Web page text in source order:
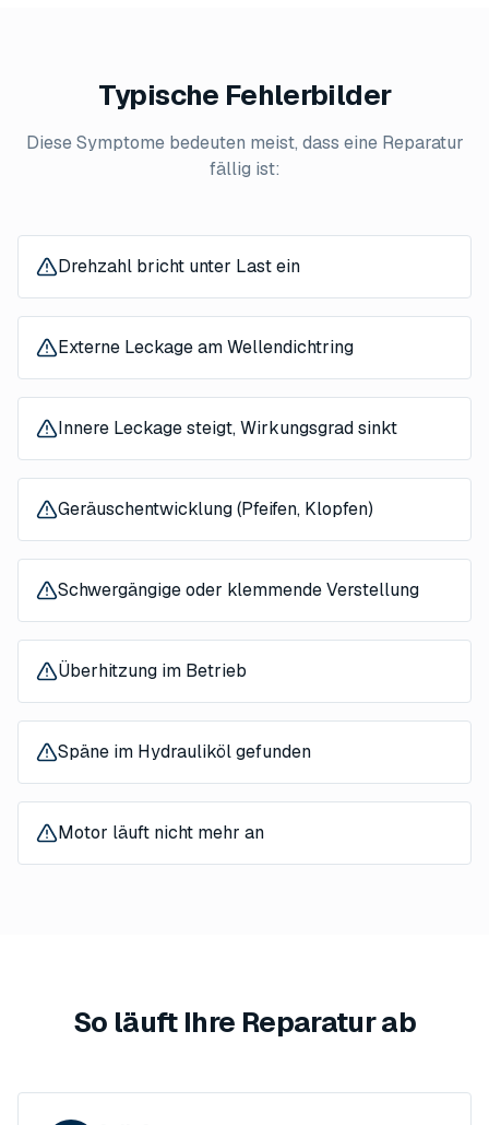
Typische Fehlerbilder
Diese Symptome bedeuten meist, dass eine Reparatur
fällig ist:
Drehzahl bricht unter Last ein
Externe Leckage am Wellendichtring
Innere Leckage steigt, Wirkungsgrad sinkt
Geräuschentwicklung (Pfeifen, Klopfen)
Schwergängige oder klemmende Verstellung
Überhitzung im Betrieb
Späne im Hydrauliköl gefunden
Motor läuft nicht mehr an
So läuft Ihre Reparatur ab